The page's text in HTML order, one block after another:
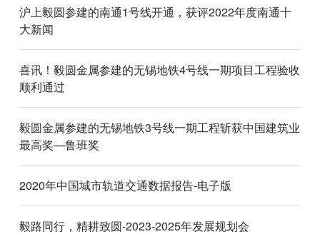
沪上毅圆参建的南通1号线开通，获评2022年度南通十
大新闻
喜讯！毅圆金属参建的无锡地铁4号线一期项目工程验收
顺利通过
毅圆金属参建的无锡地铁3号线一期工程斩获中国建筑业
最高奖—鲁班奖
2020年中国城市轨道交通数据报告-电子版
毅路同行，精耕致圆-2023-2025年发展规划会